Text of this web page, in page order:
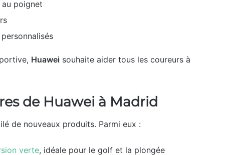
poignet
Huawei souhaite aider tous les coureurs à
de Huawei à Madrid
de nouveaux produits. Parmi eux :
verte, idéale pour le golf et la plongée